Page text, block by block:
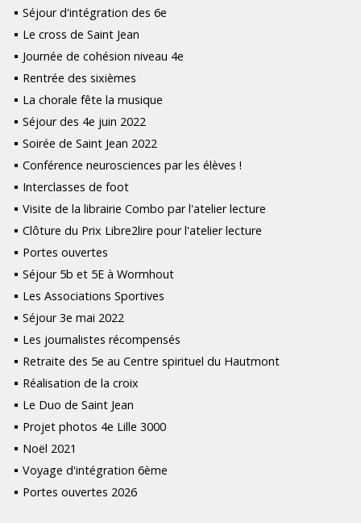
Séjour d'intégration des 6e
Le cross de Saint Jean
Journée de cohésion niveau 4e
Rentrée des sixièmes
La chorale fête la musique
Séjour des 4e juin 2022
Soirée de Saint Jean 2022
Conférence neurosciences par les élèves !
Interclasses de foot
Visite de la librairie Combo par l'atelier lecture
Clôture du Prix Libre2lire pour l'atelier lecture
Portes ouvertes
Séjour 5b et 5E à Wormhout
Les Associations Sportives
Séjour 3e mai 2022
Les journalistes récompensés
Retraite des 5e au Centre spirituel du Hautmont
Réalisation de la croix
Le Duo de Saint Jean
Projet photos 4e Lille 3000
Noël 2021
Voyage d'intégration 6ème
Portes ouvertes 2026